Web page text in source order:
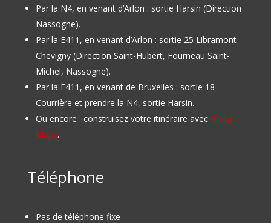
Par la N4, en venant d’Arlon : sortie Harsin (Direction
Nassogne).
Par la E411, en venant d’Arlon : sortie 25 Libramont-
Chevigny (Direction Saint-Hubert, Fourneau Saint-
Michel, Nassogne).
Par la E411, en venant de Bruxelles : sortie 18
Courrière et prendre la N4, sortie Harsin.
Ou encore : construisez votre itinéraire avec Google
Maps.
Téléphone
Pas de téléphone fixe